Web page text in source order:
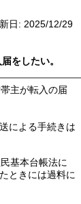
日: 2025/12/29
をしたい。
主が転入の届
による手続きは
基本台帳法に
ときには過料に